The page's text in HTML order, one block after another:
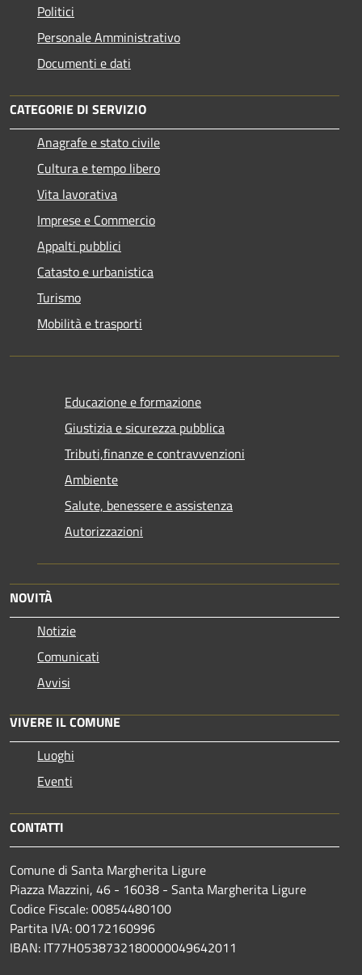
Politici
Personale Amministrativo
Documenti e dati
CATEGORIE DI SERVIZIO
Anagrafe e stato civile
Cultura e tempo libero
Vita lavorativa
Imprese e Commercio
Appalti pubblici
Catasto e urbanistica
Turismo
Mobilità e trasporti
Educazione e formazione
Giustizia e sicurezza pubblica
Tributi,finanze e contravvenzioni
Ambiente
Salute, benessere e assistenza
Autorizzazioni
NOVITÀ
Notizie
Comunicati
Avvisi
VIVERE IL COMUNE
Luoghi
Eventi
CONTATTI
Comune di Santa Margherita Ligure
Piazza Mazzini, 46 - 16038 - Santa Margherita Ligure
Codice Fiscale: 00854480100
Partita IVA: 00172160996
IBAN: IT77H0538732180000049642011